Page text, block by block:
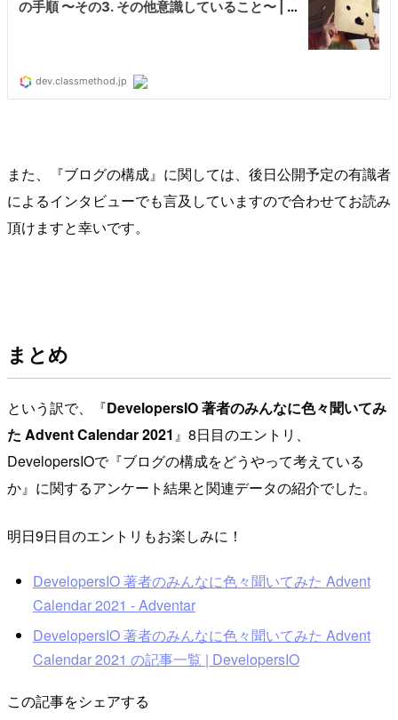
また、『ブログの構成』に関しては、後日公開予定の有識者
によるインタビューでも言及していますので合わせてお読み
頂けますと幸いです。
まとめ
という訳で、『DevelopersIO 著者のみんなに色々聞いてみ
た Advent Calendar 2021 』8日目のエントリ、
DevelopersIOで『ブログの構成をどうやって考えている
か』に関するアンケート結果と関連データの紹介でした。
明日9日目のエントリもお楽しみに！
DevelopersIO 著者のみんなに色々聞いてみた Advent
Calendar 2021 - Adventar
DevelopersIO 著者のみんなに色々聞いてみた Advent
Calendar 2021 の記事一覧 | DevelopersIO
この記事をシェアする